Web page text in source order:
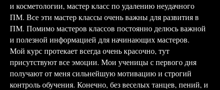
и косметологии, мастер класс по удалению неудачного
ПМ. Все эти мастер классы очень важны для развития в
ПМ. Помимо мастеров классов постоянно делюсь важной
и полезной информацией для начинающих мастеров.
Мой курс протекает всегда очень красочно, тут
присутствуют все эмоции. Мои ученицы с первого дня
получают от меня сильнейшую мотивацию и строгий
контроль обучения. Конечно, без веселых танцев, пений, и